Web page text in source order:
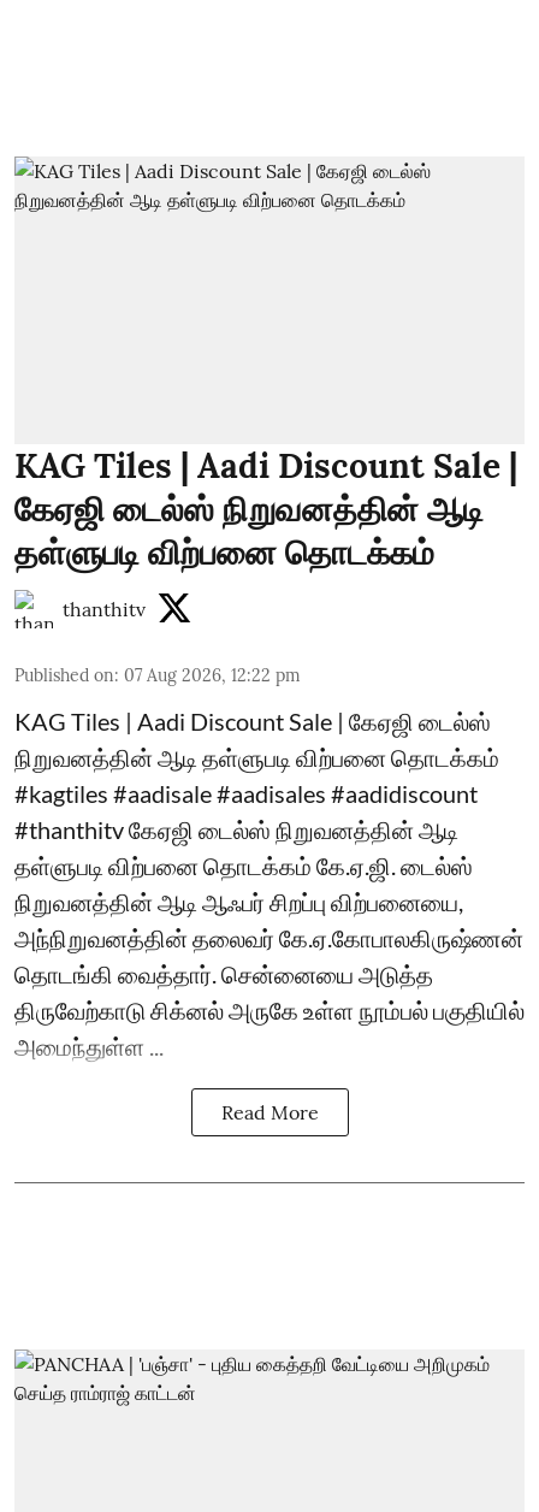
KAG Tiles | Aadi Discount Sale |
கேஏஜி டைல்ஸ் நிறுவனத்தின் ஆடி
தள்ளுபடி விற்பனை தொடக்கம்
thanthitv
Published on: 07 Aug 2026, 12:22 pm
KAG Tiles | Aadi Discount Sale | கேஏஜி டைல்ஸ்
நிறுவனத்தின் ஆடி தள்ளுபடி விற்பனை தொடக்கம்
#kagtiles #aadisale #aadisales #aadidiscount
#thanthitv கேஏஜி டைல்ஸ் நிறுவனத்தின் ஆடி
தள்ளுபடி விற்பனை தொடக்கம் கே.ஏ.ஜி. டைல்ஸ்
நிறுவனத்தின் ஆடி ஆஃபர் சிறப்பு விற்பனையை,
அந்நிறுவனத்தின் தலைவர் கே.ஏ.கோபாலகிருஷ்ணன்
தொடங்கி வைத்தார். சென்னையை அடுத்த
திருவேற்காடு சிக்னல் அருகே உள்ள நூம்பல் பகுதியில்
அமைந்துள்ள ...
Read More